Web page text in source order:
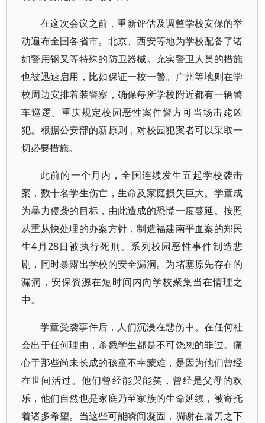
在这次会议之前，重新评估及调整学校安保的举
动遍布全国各省市。北京、西安等地为学校配备了诸
如警用钢叉等特殊的防卫器械。充实警卫人员的措施
也被迅速启用，比如保证一校一警。广州等地则在学
校周边安排着装警察，确保每所学校附近都有一辆警
车巡逻。重庆规定校园恶性案件警方可当场击毙凶
犯。根据公安部的新原则，对校园犯案者可以采取一
切必要措施。
此前的一个月内，全国连续发生五起学校袭击
案，数十名学生伤亡，生命及家庭损失巨大。学童成
为暴力侵袭的目标，由此造成的恐慌一度蔓延。按照
从重从快处理的办案方针，制造福建南平血案的郑民
生4月28日被执行死刑。系列校园恶性事件制造悲
剧，同时暴露出学校的安全漏洞。为堵塞原先存在的
漏洞，安保资源在短时间内向学校聚集当在情理之
中。
学童受袭事件后，人们沉浸在悲伤中。在任何社
会出于任何理由，杀戮学生都是不可饶恕的罪过。痛
心于那些尚未长成的孩童不幸蒙难，是因为他们曾经
在世间活过。他们曾经能哭能笑，曾经是父母的欢
乐，他们自然也是家庭乃至家族的生命延续，被寄托
着诸多希望。当这些可能瞬间凝固，凋谢在屠刀之下